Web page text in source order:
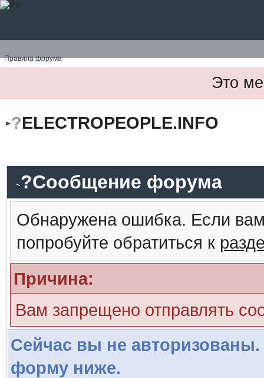
Правила форума
Это
?ELECTROPEOPLE.INFO
?Сообщение форума
Обнаружена ошибка. Если
попробуйте обратиться к
Причина:
Вам запрещено отправлять
Сейчас вы не авторизованы.
форму ниже.